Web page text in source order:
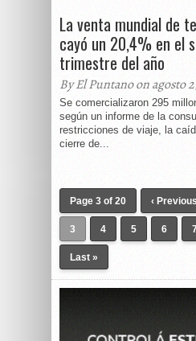
La venta mundial de
cayó un 20,4% en el
trimestre del año
By El Puntano on agosto
Se comercializaron 295
según un informe de la
restricciones de viaje, la
cierre de...
Page 3 of 20 ‹ Previous
3 4 5 6
Last »